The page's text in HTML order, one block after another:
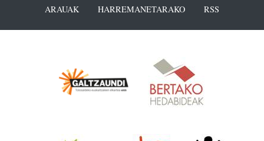
ARAUAK
HARREMANETARAKO RSS